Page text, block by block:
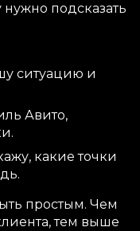
подсказать
ситуацию и
Авито,
какие точки
простым. Чем
тем выше